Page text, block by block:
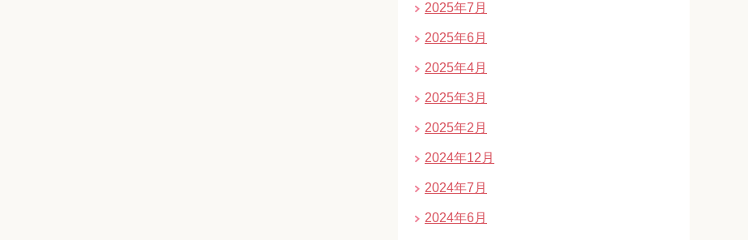
2025年7月
2025年6月
2025年4月
2025年3月
2025年2月
2024年12月
2024年7月
2024年6月